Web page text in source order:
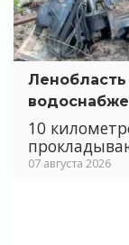
10
07 августа 2026